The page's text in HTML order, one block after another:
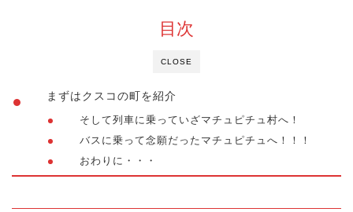
CLOSE
目次
まずはクスコの町を紹介
そして列車に乗っていざマチュピチュ村へ！
バスに乗って念願だったマチュピチュへ！！！
おわりに・・・